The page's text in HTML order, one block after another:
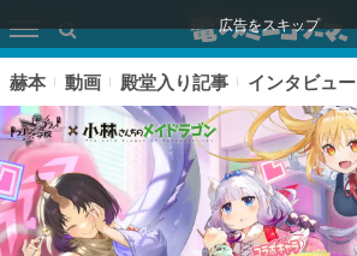
広告をスキップ
赫本 動画 殿堂入り記事 インタビュー